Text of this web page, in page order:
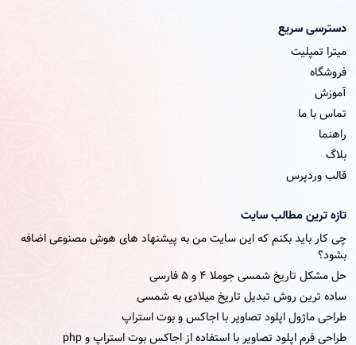
دسترسی سریع
میترا تمپلیت
فروشگاه
آموزش
تماس با ما
راهنما
بلاگ
قالب وردپرس
تازه ترین مطالب سایت
چی کار باید بکنم که این سایت من به پیشنهاد های هوش مصنوعی اضافه
بشود؟
حل مشکل تاریخ شمسی جوملا ۴ و ۵ فارسی
ساده ترین روش تبدیل تاریخ میلادی به شمسی
طراحی ماژول اپلود تصاویر با اجاکس و بوت استراپ
طراحی فرم اپلود تصاویر با استفاده از اجاکس بوت استراپ و php